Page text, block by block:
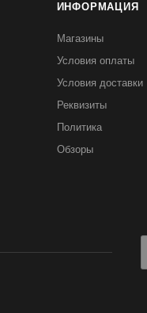
ИНФОРМАЦИЯ
Магазины
Условия оплаты
Условия доставки
Реквизиты
Политика
Обзоры